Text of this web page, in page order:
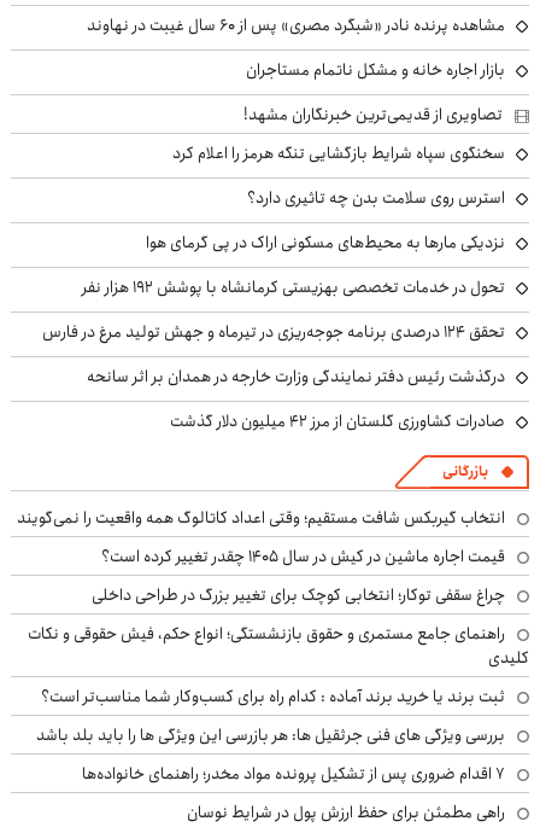
مشاهده پرنده نادر «شبگرد مصری» پس از ۶۰ سال غیبت در نهاوند
بازار اجاره خانه و مشکل ناتمام مستاجران
تصاویری از قدیمی‌ترین خبرنگاران مشهد!
سخنگوی سپاه شرایط بازگشایی تنگه هرمز را اعلام کرد
استرس روی سلامت بدن چه تاثیری دارد؟
نزدیکی مارها به محیط‌های مسکونی اراک در پی گرمای هوا
تحول در خدمات تخصصی بهزیستی کرمانشاه با پوشش ۱۹۲ هزار نفر
تحقق ۱۲۴ درصدی برنامه جوجه‌ریزی در تیرماه و جهش تولید مرغ در فارس
درگذشت رئیس دفتر نمایندگی وزارت خارجه در همدان بر اثر سانحه
صادرات کشاورزی گلستان از مرز ۴۲ میلیون دلار گذشت
بازرگانی
انتخاب گیربکس شافت مستقیم؛ وقتی اعداد کاتالوگ همه واقعیت را نمی‌گویند
قیمت اجاره ماشین در کیش در سال ۱۴۰۵ چقدر تغییر کرده است؟
چراغ سقفی توکار؛ انتخابی کوچک برای تغییر بزرگ در طراحی داخلی
راهنمای جامع مستمری و حقوق بازنشستگی؛ انواع حکم، فیش حقوقی و نکات
کلیدی
ثبت برند یا خرید برند آماده : کدام راه برای کسب‌وکار شما مناسب‌تر است؟
بررسی ویژگی های فنی جرثقیل ها: هر بازرسی این ویژگی ها را باید بلد باشد
۷ اقدام ضروری پس از تشکیل پرونده مواد مخدر؛ راهنمای خانواده‌ها
راهی مطمئن برای حفظ ارزش پول در شرایط نوسان